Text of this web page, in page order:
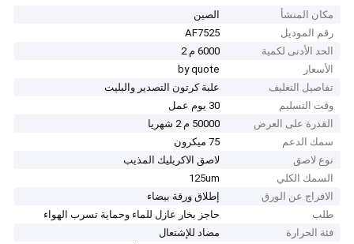
مكان المنشأ
الصين
رقم الموديل
AF7525
الحد الأدنى لكمية
6000 م 2
الأسعار
by quote
تفاصيل التغليف
علبة كرتون التصدير والبليت
وقت التسليم
30 يوم عمل
القدرة على العرض
50000 م 2 شهريا
سمك الدعم
75 ميكرون
نوع لاصق
لاصق الاكريليك المذيب
السمك الكلي
125um
الافراج عن الورق
إطلاق ورقة بيضاء
طلب
حاجز بخار عازل للماء وحماية تسرب الهواء
فئة الحرارة
مضاد للإشتعال